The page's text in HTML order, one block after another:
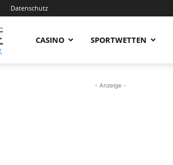
Datenschutz
AnimeNachrichten
CASINO SPORTWETTEN
- Anzeige -